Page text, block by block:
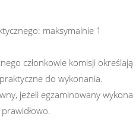
maksymalnie 1
członkowie komisji określają
do wykonania.
jeżeli egzaminowany wykona